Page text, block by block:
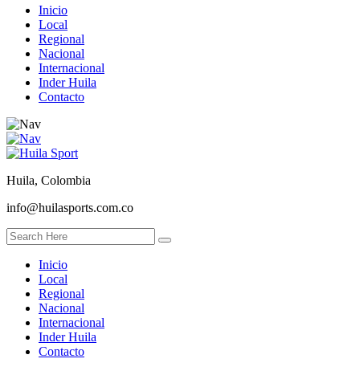
Inicio
Local
Regional
Nacional
Internacional
Inder Huila
Contacto
Huila, Colombia
info@huilasports.com.co
Inicio
Local
Regional
Nacional
Internacional
Inder Huila
Contacto